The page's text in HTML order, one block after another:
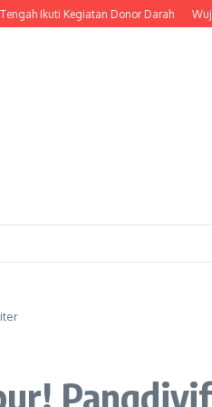
Ikuti Kegiatan Donor Darah Wujud